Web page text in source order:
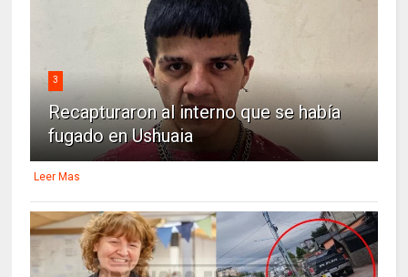
3
Recapturaron al interno que se había
fugado en Ushuaia
Leer Mas